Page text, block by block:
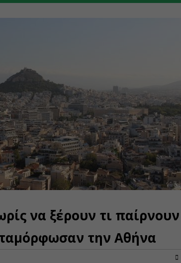
να ξέρουν τι παίρνουν
την Αθήνα